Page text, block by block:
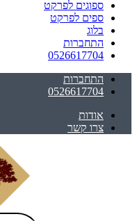
ספוגים לפרקט
ספים לפרקט
בלוג
התחברות
0526617704
התחברות
0526617704
אודות
צרו קשר